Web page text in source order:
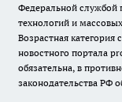
Федеральной службой
технологий и
Возрастная категория
новостного портала
обязательна, в
законодательства РФ